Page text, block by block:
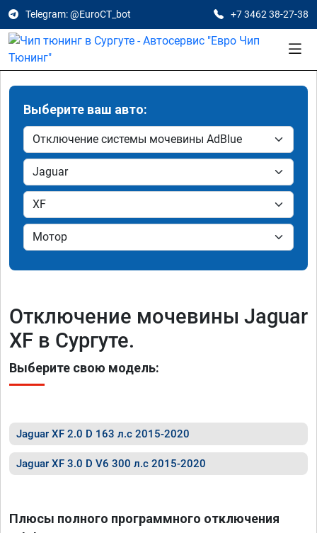
Telegram: @EuroCT_bot +7 3462 38-27-38
Выберите ваш авто:
Отключение мочевины Jaguar
XF в Сургуте.
Выберите свою модель:
Jaguar XF 2.0 D 163 л.с 2015-2020
Jaguar XF 3.0 D V6 300 л.с 2015-2020
Плюсы полного программного отключения